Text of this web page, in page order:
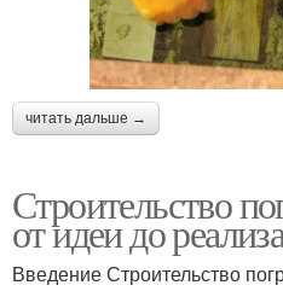
читать дальше →
Строительство
от идеи до
Введение Строительство